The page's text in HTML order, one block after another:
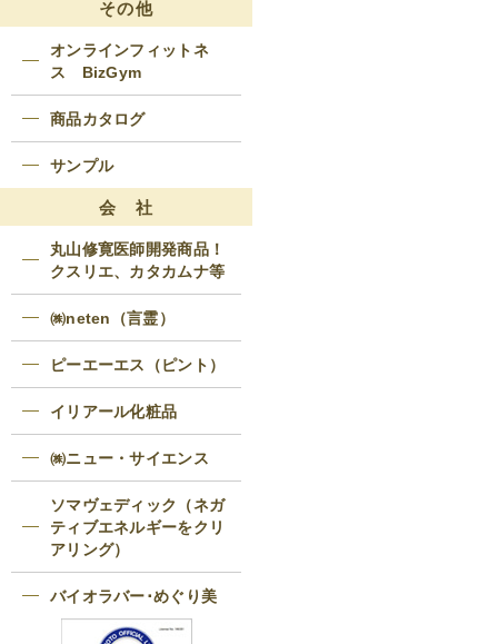
その他
オンラインフィットネ
ス BizGym
商品カタログ
サンプル
会 社
丸山修寛医師開発商品！
クスリエ、カタカムナ等
㈱neten（言霊）
ピーエーエス（ピント）
イリアール化粧品
㈱ニュー・サイエンス
ソマヴェディック（ネガ
ティブエネルギーをクリ
アリング）
バイオラバー･めぐり美